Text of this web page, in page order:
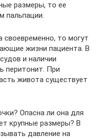
размеры, то ее
пальпации.
своевременно, то могут
жизни пациента. В
и наличии
перитонит. При
живота существует
Опасна ли она для
крупные размеры? В
давление на